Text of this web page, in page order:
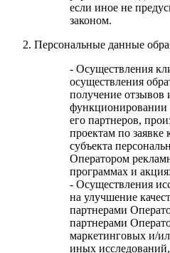
если иное не
законом.
Персональные данные
- Осуществления
осуществления
получение
функционировании
его партнеров,
проектам по заявке
субъекта
Оператором
программах и
- Осуществления
на улучшение
партнерами
партнерами
маркетинговых и/
иных